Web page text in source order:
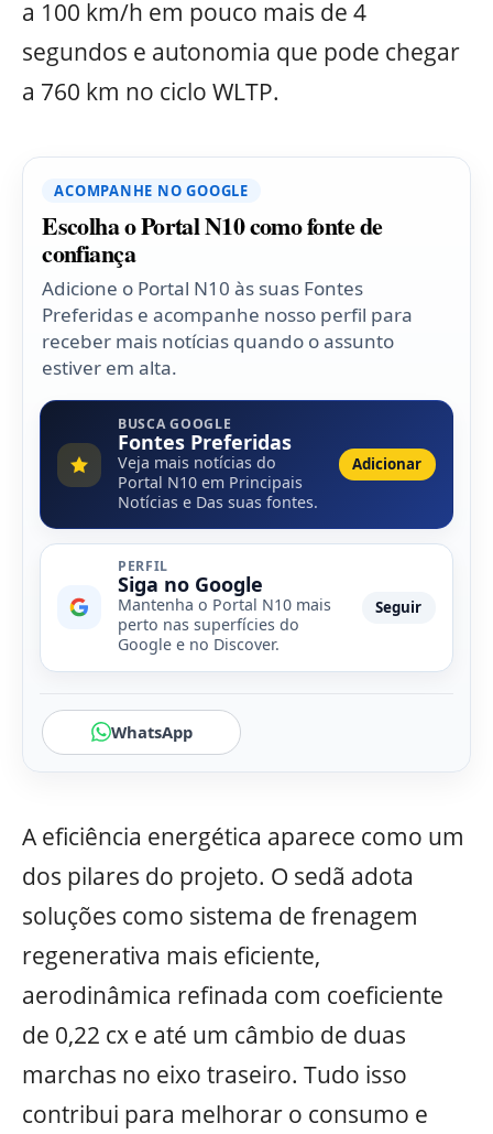
a 100 km/h em pouco mais de 4
segundos e autonomia que pode chegar
a 760 km no ciclo WLTP.
ACOMPANHE NO GOOGLE
Escolha o Portal N10 como fonte de
confiança
Adicione o Portal N10 às suas Fontes
Preferidas e acompanhe nosso perfil para
receber mais notícias quando o assunto
estiver em alta.
BUSCA GOOGLE
Fontes Preferidas
Veja mais notícias do
Portal N10 em Principais
Notícias e Das suas fontes.
Adicionar
PERFIL
Siga no Google
Mantenha o Portal N10 mais
perto nas superfícies do
Google e no Discover.
Seguir
WhatsApp
A eficiência energética aparece como um
dos pilares do projeto. O sedã adota
soluções como sistema de frenagem
regenerativa mais eficiente,
aerodinâmica refinada com coeficiente
de 0,22 cx e até um câmbio de duas
marchas no eixo traseiro. Tudo isso
contribui para melhorar o consumo e